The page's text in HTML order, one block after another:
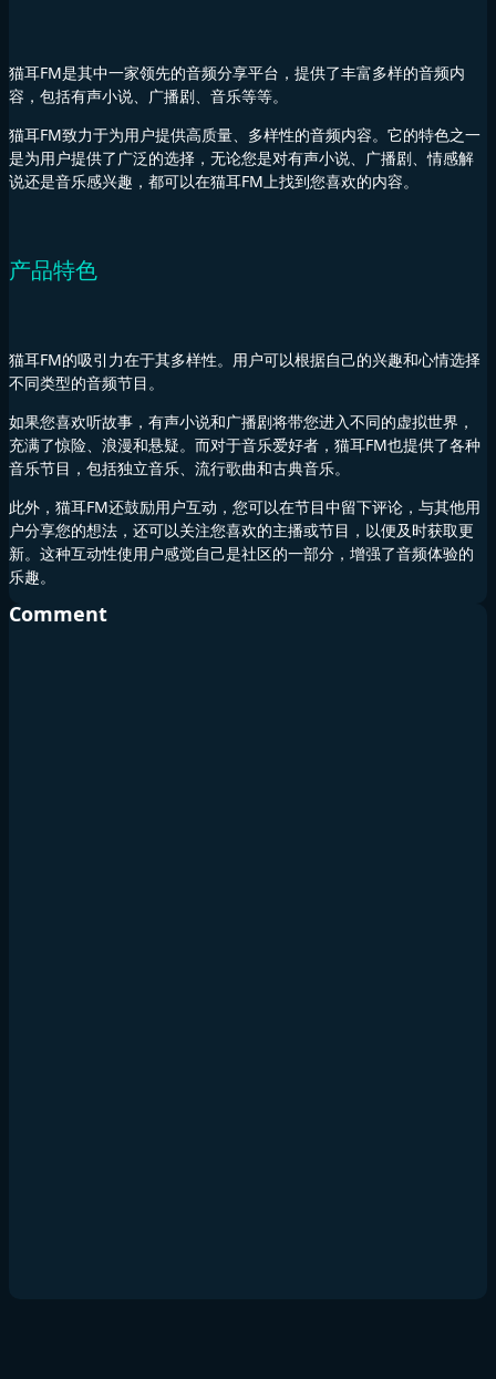
猫耳FM是其中一家领先的音频分享平台，提供了丰富多样的音频内
容，包括有声小说、广播剧、音乐等等。
猫耳FM致力于为用户提供高质量、多样性的音频内容。它的特色之一
是为用户提供了广泛的选择，无论您是对有声小说、广播剧、情感解
说还是音乐感兴趣，都可以在猫耳FM上找到您喜欢的内容。
产品特色
猫耳FM的吸引力在于其多样性。用户可以根据自己的兴趣和心情选择
不同类型的音频节目。
如果您喜欢听故事，有声小说和广播剧将带您进入不同的虚拟世界，
充满了惊险、浪漫和悬疑。而对于音乐爱好者，猫耳FM也提供了各种
音乐节目，包括独立音乐、流行歌曲和古典音乐。
此外，猫耳FM还鼓励用户互动，您可以在节目中留下评论，与其他用
户分享您的想法，还可以关注您喜欢的主播或节目，以便及时获取更
新。这种互动性使用户感觉自己是社区的一部分，增强了音频体验的
乐趣。
Comment